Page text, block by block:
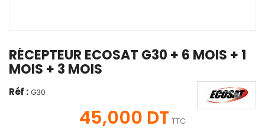
RÉCEPTEUR ECOSAT G30 + 6 MOIS + 1
MOIS + 3 MOIS
Réf : G30
45,000 DT TTC